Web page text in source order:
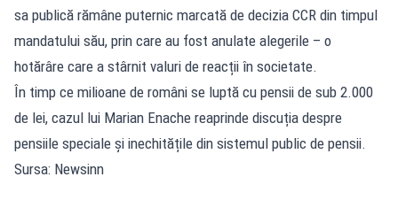
sa publică rămâne puternic marcată de decizia CCR din timpul
mandatului său, prin care au fost anulate alegerile – o
hotărâre care a stârnit valuri de reacții în societate.
În timp ce milioane de români se luptă cu pensii de sub 2.000
de lei, cazul lui Marian Enache reaprinde discuția despre
pensiile speciale și inechitățile din sistemul public de pensii.
Sursa: Newsinn